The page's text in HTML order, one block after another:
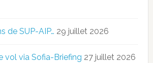
de SUP-AIP… 29 juillet 2026
vol via Sofia-Briefing 27 juillet 2026